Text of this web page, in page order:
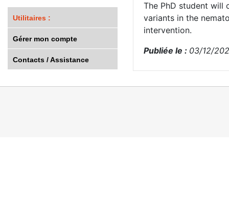
Utilitaires :
Gérer mon compte
Contacts / Assistance
The PhD student will
variants in the
intervention.
Publiée le : 03/12/